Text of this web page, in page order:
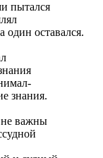
пытался
оставался.
знания.
не важны